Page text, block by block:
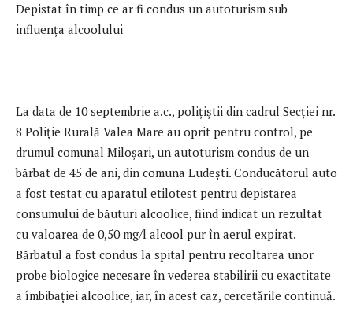
Depistat în timp ce ar fi condus un autoturism sub
influența alcoolului
La data de 10 septembrie a.c., polițiștii din cadrul Secției nr.
8 Poliție Rurală Valea Mare au oprit pentru control, pe
drumul comunal Miloșari, un autoturism condus de un
bărbat de 45 de ani, din comuna Ludești. Conducătorul auto
a fost testat cu aparatul etilotest pentru depistarea
consumului de băuturi alcoolice, fiind indicat un rezultat
cu valoarea de 0,50 mg/l alcool pur în aerul expirat.
Bărbatul a fost condus la spital pentru recoltarea unor
probe biologice necesare în vederea stabilirii cu exactitate
a îmbibației alcoolice, iar, în acest caz, cercetările continuă.